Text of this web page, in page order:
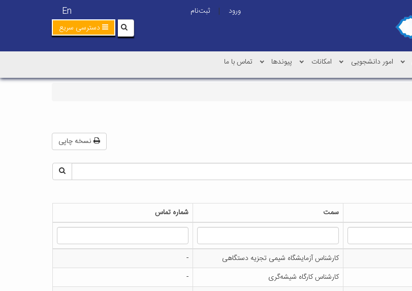
En ورود |
ثبت‌نام
دسترسی سریع
امور دانشجویی امکانات پیوندها تماس با ما
نسخه چاپی
سمت شماره تماس
کارشناس آزمایشگاه شیمی تجزیه دستگاهی
-
کارشناس کارگاه شیشه‌گری
-